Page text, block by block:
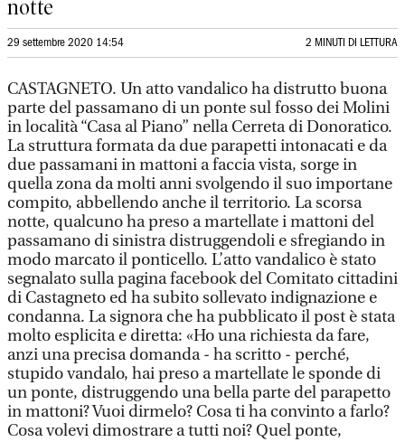
notte
29 settembre 2020 14:54 2 MINUTI DI LETTURA
CASTAGNETO. Un atto vandalico ha distrutto buona
parte del passamano di un ponte sul fosso dei Molini
in località “Casa al Piano” nella Cerreta di Donoratico.
La struttura formata da due parapetti intonacati e da
due passamani in mattoni a faccia vista, sorge in
quella zona da molti anni svolgendo il suo importane
compito, abbellendo anche il territorio. La scorsa
notte, qualcuno ha preso a martellate i mattoni del
passamano di sinistra distruggendoli e sfregiando in
modo marcato il ponticello. L’atto vandalico è stato
segnalato sulla pagina facebook del Comitato cittadini
di Castagneto ed ha subito sollevato indignazione e
condanna. La signora che ha pubblicato il post è stata
molto esplicita e diretta: «Ho una richiesta da fare,
anzi una precisa domanda - ha scritto - perché,
stupido vandalo, hai preso a martellate le sponde di
un ponte, distruggendo una bella parte del parapetto
in mattoni? Vuoi dirmelo? Cosa ti ha convinto a farlo?
Cosa volevi dimostrare a tutti noi? Quel ponte,